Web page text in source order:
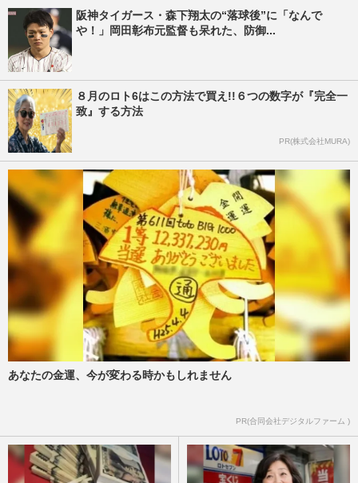
阪神タイガース・森下翔太の“落球後”に「なんで
や！」岡田彰布元監督も呆れた、防御...
８月のロト6はこの方法で買え!!６つの数字が『完全一
致』する方法
PR(株式会社MURA)
あなたの金運、今が変わる時かもしれません
PR(合同会社デジタルファーム )